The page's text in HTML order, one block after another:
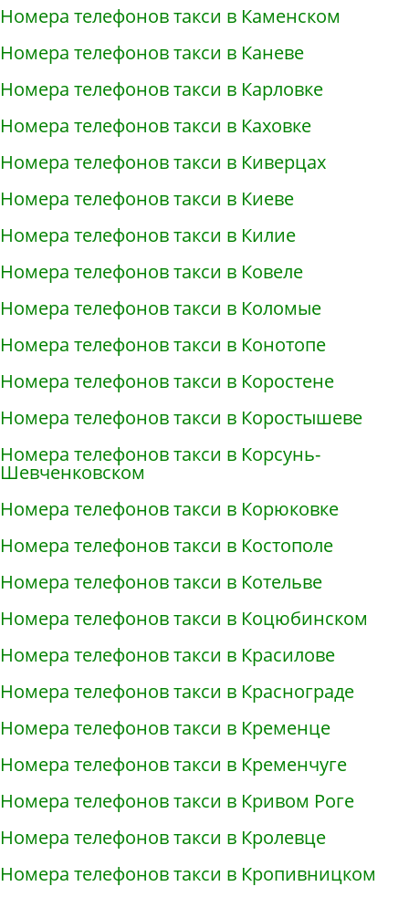
Номера телефонов такси в Каменском
Номера телефонов такси в Каневе
Номера телефонов такси в Карловке
Номера телефонов такси в Каховке
Номера телефонов такси в Киверцах
Номера телефонов такси в Киеве
Номера телефонов такси в Килие
Номера телефонов такси в Ковеле
Номера телефонов такси в Коломые
Номера телефонов такси в Конотопе
Номера телефонов такси в Коростене
Номера телефонов такси в Коростышеве
Номера телефонов такси в Корсунь-
Шевченковском
Номера телефонов такси в Корюковке
Номера телефонов такси в Костополе
Номера телефонов такси в Котельве
Номера телефонов такси в Коцюбинском
Номера телефонов такси в Красилове
Номера телефонов такси в Краснограде
Номера телефонов такси в Кременце
Номера телефонов такси в Кременчуге
Номера телефонов такси в Кривом Роге
Номера телефонов такси в Кролевце
Номера телефонов такси в Кропивницком